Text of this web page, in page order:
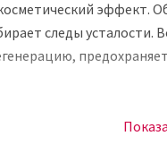
эффект.
следы